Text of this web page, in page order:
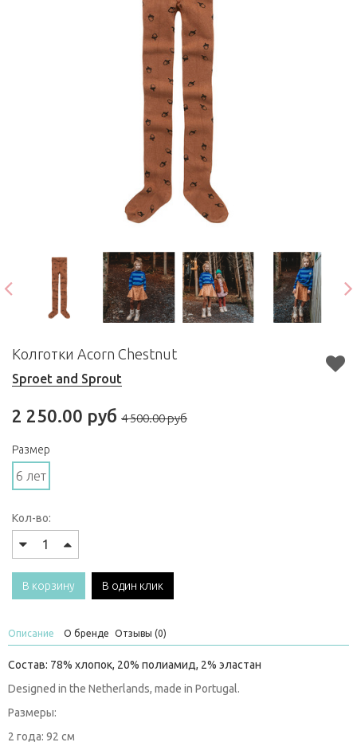
Колготки Acorn Chestnut
Sproet and Sprout
2 250.00 руб 4 500.00 руб
Размер
6 лет
Кол-во:
В корзину В один клик
Описание О бренде Отзывы (0)
Состав: 78% хлопок, 20% полиамид, 2% эластан
Designed in the Netherlands, made in Portugal.
Размеры:
2 года: 92 см